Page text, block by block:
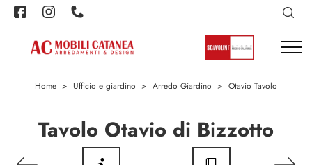
Home > Ufficio e giardino > Arredo Giardino > Otavio Tavolo
Tavolo Otavio di Bizzotto